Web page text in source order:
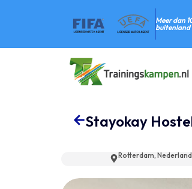
Meer dan
buitenland
Stayokay
Rotterdam, Nederland